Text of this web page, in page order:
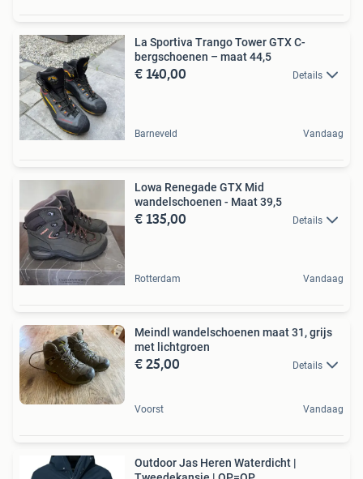
La Sportiva Trango Tower GTX C-
bergschoenen – maat 44,5
€ 140,00 Details
Barneveld Vandaag
Lowa Renegade GTX Mid
wandelschoenen - Maat 39,5
€ 135,00 Details
Rotterdam Vandaag
Meindl wandelschoenen maat 31, grijs
met lichtgroen
€ 25,00 Details
Voorst Vandaag
Outdoor Jas Heren Waterdicht |